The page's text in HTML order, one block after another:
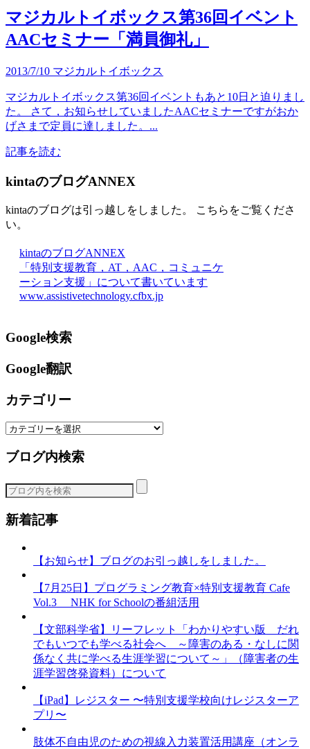
マジカルトイボックス第36回イベント
AACセミナー「満員御礼」
2013/7/10 マジカルトイボックス
マジカルトイボックス第36回イベントもあと10日と迫りまし
た。 さて，お知らせしていましたAACセミナーですがおか
げさまで定員に達しました。...
記事を読む
kintaのブログANNEX
kintaのブログは引っ越しをしました。 こちらをご覧くださ
い。
kintaのブログANNEX
「特別支援教育，AT，AAC，コミュニケ
ーション支援」について書いています
www.assistivetechnology.cfbx.jp
Google検索
Google翻訳
カテゴリー
カ
ゴ
ー
ブログ内検索
新着記事
【お知らせ】ブログのお引っ越しをしました。
【7月25日】プログラミング教育×特別支援教育 Cafe
Vol.3 NHK for Schoolの番組活用
【文部科学省】リーフレット「わかりやすい版 だれ
でもいつでも学べる社会へ ～障害のある・なしに関
係なく共に学べる生涯学習について～」（障害者の生
涯学習啓発資料）について
【iPad】レジスター 〜特別支援学校向けレジスターア
プリ〜
肢体不自由児のための視線入力装置活用講座（オンラ